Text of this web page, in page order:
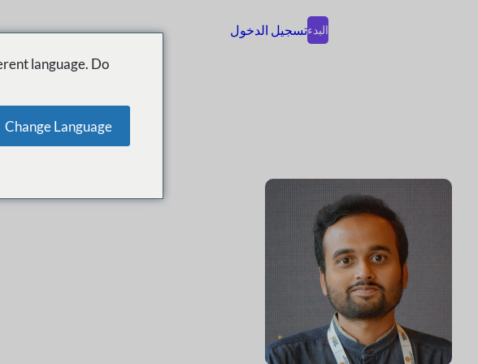
تسجيل الدخولالبدء
language. Do
Change Language